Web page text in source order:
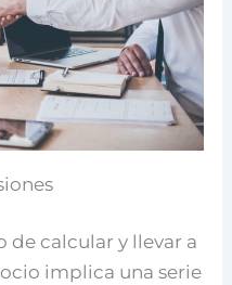
de calcular y llevar a
implica una serie